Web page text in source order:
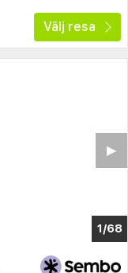
Välj resa
1/63
▶︎